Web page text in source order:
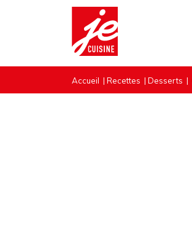
Accueil | Recettes | Desserts |